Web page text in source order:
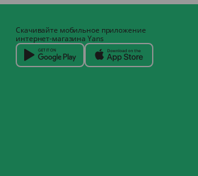
Скачивайте мобильное приложение
интернет-магазина Yans